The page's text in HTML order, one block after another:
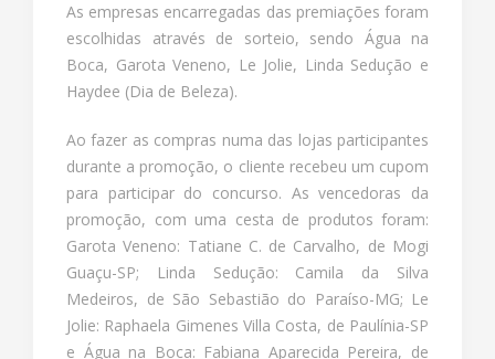
As empresas encarregadas das premiações foram
escolhidas através de sorteio, sendo Água na
Boca, Garota Veneno, Le Jolie, Linda Sedução e
Haydee (Dia de Beleza).
Ao fazer as compras numa das lojas participantes
durante a promoção, o cliente recebeu um cupom
para participar do concurso. As vencedoras da
promoção, com uma cesta de produtos foram:
Garota Veneno: Tatiane C. de Carvalho, de Mogi
Guaçu-SP; Linda Sedução: Camila da Silva
Medeiros, de São Sebastião do Paraíso-MG; Le
Jolie: Raphaela Gimenes Villa Costa, de Paulínia-SP
e Água na Boca: Fabiana Aparecida Pereira, de